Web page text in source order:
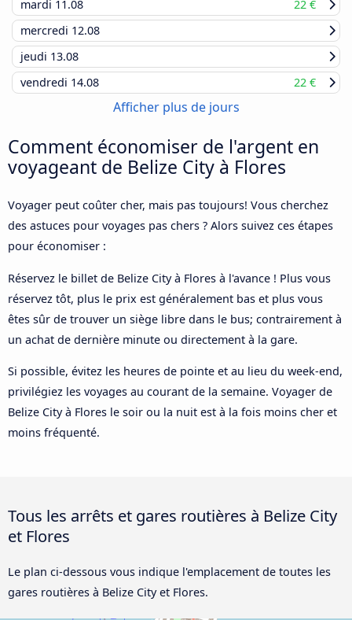
mardi 11.08
22 €
mercredi 12.08
jeudi 13.08
vendredi 14.08 22 €
Afficher plus de jours
Comment économiser de l'argent en
voyageant de Belize City à Flores
Voyager peut coûter cher, mais pas toujours! Vous cherchez
des astuces pour voyages pas chers ? Alors suivez ces étapes
pour économiser :
Réservez le billet de Belize City à Flores à l'avance ! Plus vous
réservez tôt, plus le prix est généralement bas et plus vous
êtes sûr de trouver un siège libre dans le bus; contrairement à
un achat de dernière minute ou directement à la gare.
Si possible, évitez les heures de pointe et au lieu du week-end,
privilégiez les voyages au courant de la semaine. Voyager de
Belize City à Flores le soir ou la nuit est à la fois moins cher et
moins fréquenté.
Tous les arrêts et gares routières à Belize City
et Flores
Le plan ci-dessous vous indique l'emplacement de toutes les
gares routières à Belize City et Flores.